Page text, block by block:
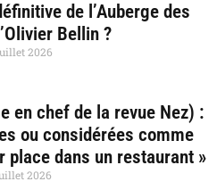
de l’Auberge des
Bellin ?
2026
en chef de la revue Nez) :
ou considérées comme
place dans un restaurant »
2026